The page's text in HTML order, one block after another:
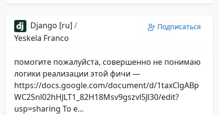
Django [ru] /
Yeskela Franco
Подписаться
помогите пожалуйста, совершенно не понимаю
логики реализации этой фичи —
https://docs.google.com/document/d/1taxClgABp
WC2Snl02hHJLT1_82H18Msv9gszvl5Jl30/edit?
usp=sharing То е...